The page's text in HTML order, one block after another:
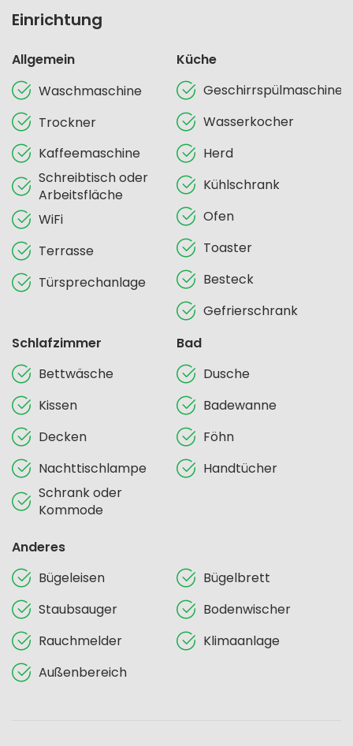
Einrichtung
Allgemein
Waschmaschine
Trockner
Kaffeemaschine
Schreibtisch oder
Arbeitsfläche
WiFi
Terrasse
Türsprechanlage
Küche
Geschirrspülmaschine
Wasserkocher
Herd
Kühlschrank
Ofen
Toaster
Besteck
Gefrierschrank
Schlafzimmer
Bettwäsche
Kissen
Decken
Nachttischlampe
Schrank oder
Kommode
Bad
Dusche
Badewanne
Föhn
Handtücher
Anderes
Bügeleisen
Bügelbrett
Staubsauger
Bodenwischer
Rauchmelder
Klimaanlage
Außenbereich